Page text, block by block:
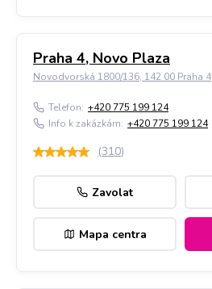
Praha 4, Novo Plaza
Novodvorská 1800/136, 142 00 Praha 4
Telefon: +420 775 199 124
Info k zakázkám: +420 775 199 124
(310)
Zavolat
Mapa centra